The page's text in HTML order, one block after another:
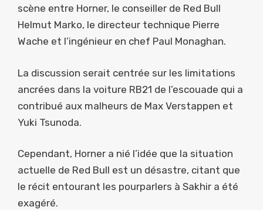
scène entre Horner, le conseiller de Red Bull
Helmut Marko, le directeur technique Pierre
Wache et l’ingénieur en chef Paul Monaghan.
La discussion serait centrée sur les limitations
ancrées dans la voiture RB21 de l’escouade qui a
contribué aux malheurs de Max Verstappen et
Yuki Tsunoda.
Cependant, Horner a nié l’idée que la situation
actuelle de Red Bull est un désastre, citant que
le récit entourant les pourparlers à Sakhir a été
exagéré.